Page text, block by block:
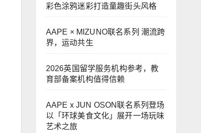
彩色涂鸦迷彩打造童趣街头风格
AAPE × MIZUNO联名系列 潮流跨
界，运动共生
2026英国留学服务机构参考，教
育部备案机构值得信赖
AAPE x JUN OSON联名系列登场
以「环球美食文化」展开一场玩味
艺术之旅